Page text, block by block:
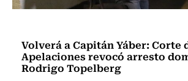
Volverá a Capitán Yáber: Corte
Apelaciones revocó arresto
Rodrigo Topelberg